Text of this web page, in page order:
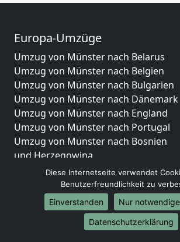
Europa-Umzüge
Umzug von Münster nach Belarus
Umzug von Münster nach Belgien
Umzug von Münster nach Bulgarien
Umzug von Münster nach Dänemark
Umzug von Münster nach England
Umzug von Münster nach Portugal
Umzug von Münster nach Bosnien
und Herzegowina
Umzug von Münster nach Irland
Umzug von Münster nach Lettland
Umzug von Münster nach Zypern
Umzug von Münster nach Kroatien
Umzug von Münster nach Estland
Diese Internetseite verwendet
Benutzerfreundlichkeit zu
Einverstanden
Nur
Datenschutzerklärung